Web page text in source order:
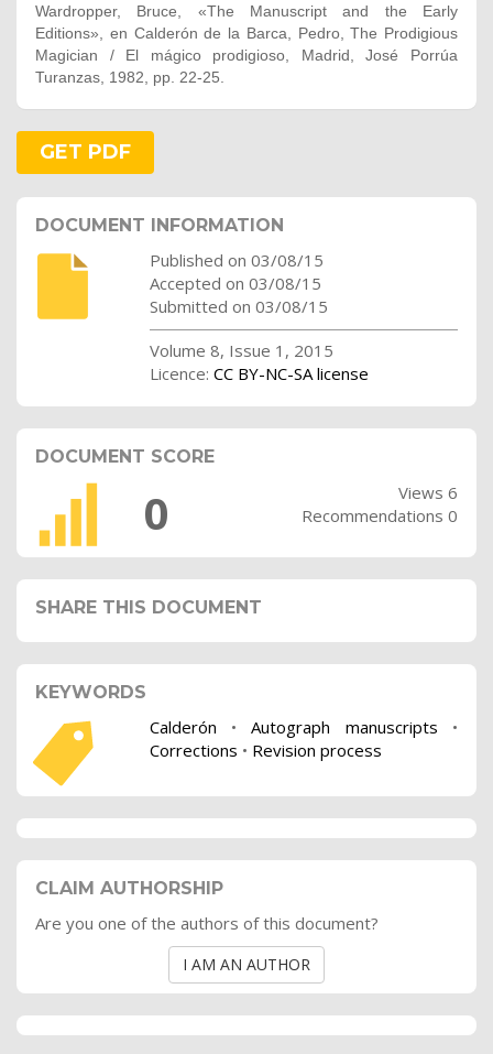
Wardropper, Bruce, «The Manuscript and the Early
Editions», en Calderón de la Barca, Pedro, The Prodigious
Magician / El mágico prodigioso, Madrid, José Porrúa
Turanzas, 1982, pp. 22-25.
GET PDF
DOCUMENT INFORMATION
Published on 03/08/15
Accepted on 03/08/15
Submitted on 03/08/15
Volume 8, Issue 1, 2015
Licence: CC BY-NC-SA license
DOCUMENT SCORE
0
Views 6
Recommendations 0
SHARE THIS DOCUMENT
KEYWORDS
Calderón •Autograph manuscripts •
Corrections • Revision process
CLAIM AUTHORSHIP
Are you one of the authors of this document?
I AM AN AUTHOR